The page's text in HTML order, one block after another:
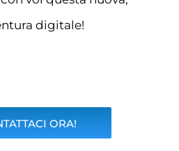
digitale!
ORA!